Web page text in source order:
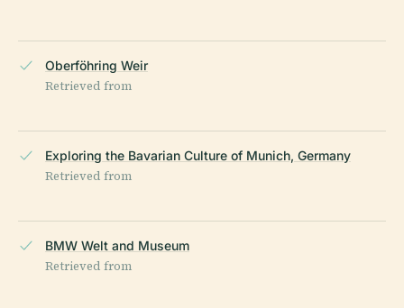
Oberföhring Weir
Retrieved from
Exploring the Bavarian Culture of Munich, Germany
Retrieved from
BMW Welt and Museum
Retrieved from